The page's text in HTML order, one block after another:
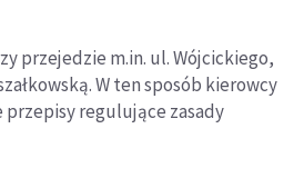
przejedzie m.in. ul. Wójcickiego,
W ten sposób kierowcy
przepisy regulujące zasady